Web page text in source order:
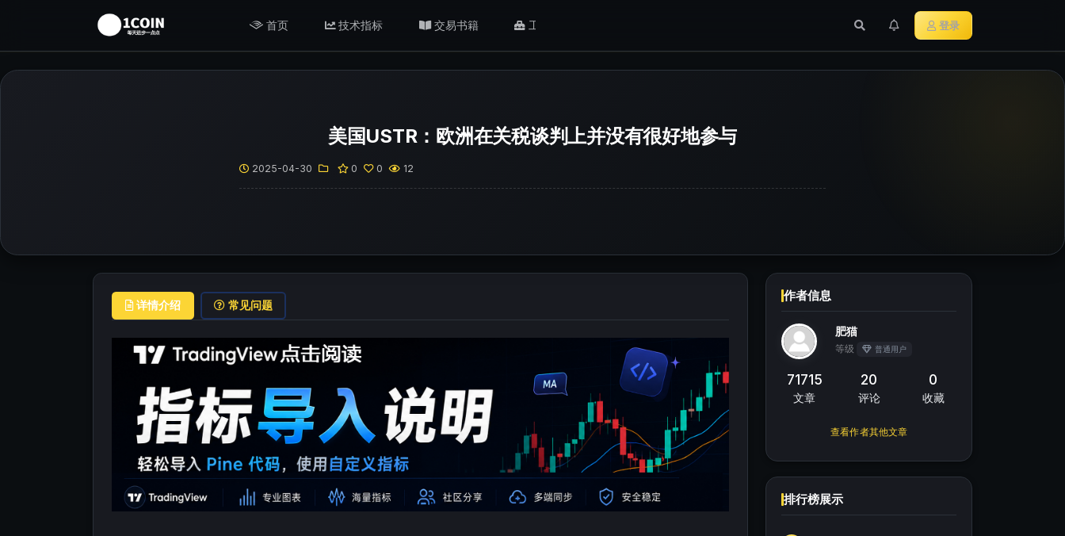
首页 技术指标 交易书籍 工具/返佣 登录
美国USTR：欧洲在关税谈判上并没有很好地参与
2025-04-30 0 0 12
详情介绍 常见问题
作者信息
肥猫
等级 普通用户
71715
文章
20
评论
0
收藏
查看作者其他文章
排行榜展示